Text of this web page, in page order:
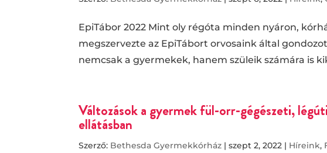
EpiTábor 2022 Mint oly régóta minden nyáron,
megszervezte az EpiTábort orvosaink által
nemcsak a gyermekek, hanem szüleik számára is
Változások a gyermek fül-orr-gégészeti,
ellátásban
Szerző: Bethesda Gyermekkórház |szept 2, 2022 | Híreink,